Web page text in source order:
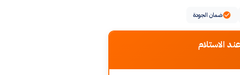
ضمان الجودة
الاستلام